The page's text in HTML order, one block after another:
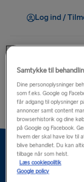
Log ind /
CUG
Hjælp & Kontakt
Samtykke til
Dine personoplysninger
som f.eks. Google og
får adgang til oplysninger
annoncer samt content
browserhistorik og dine
på Google og Facebook.
hvem der skal have lov til
blive behandlet. Du kan
tilbage når som helst.
Læs cookiepolitik
Google policy